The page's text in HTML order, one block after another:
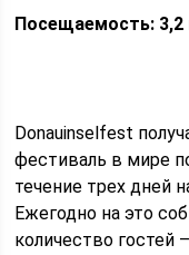
Посещаемость: 3,2
Donauinselfest
фестиваль в мире
течение трех дней
Ежегодно на это
количество гостей